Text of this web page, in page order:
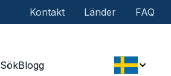
Kontakt Länder FAQ
SökBlogg